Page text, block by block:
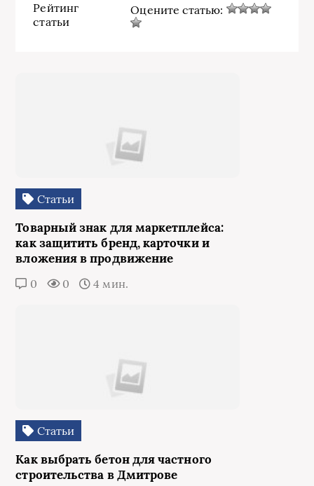
Рейтинг
статьи
Оцените статью:
Статьи
Товарный знак для маркетплейса:
как защитить бренд, карточки и
вложения в продвижение
0 0 4 мин.
Статьи
Как выбрать бетон для частного
строительства в Дмитрове